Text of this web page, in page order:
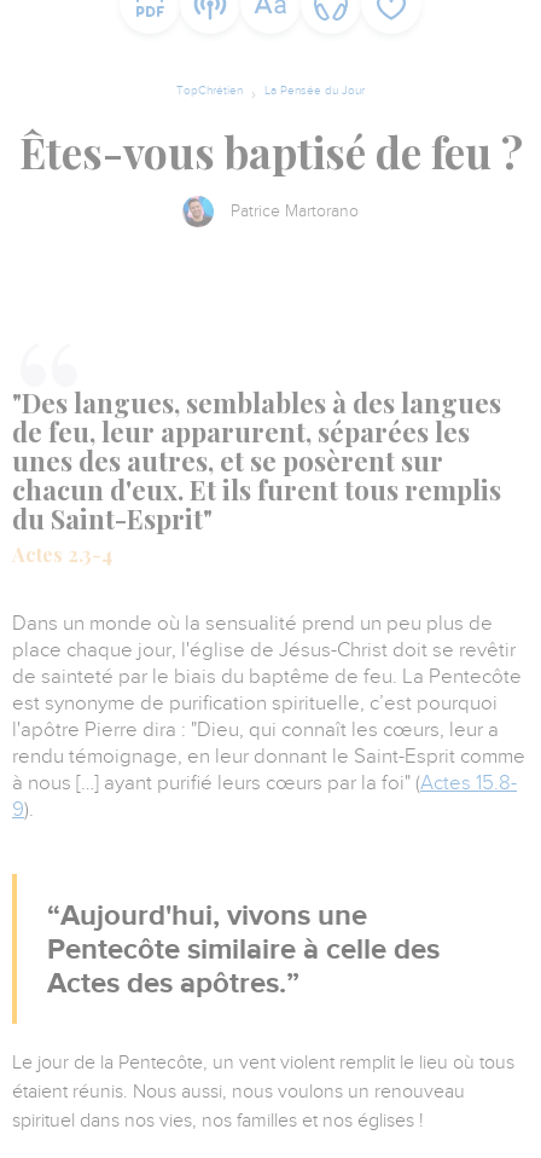
TopChrétien La Pensée du Jour
Êtes-vous baptisé de feu ?
Patrice Martorano
"Des langues, semblables à des langues
de feu, leur apparurent, séparées les
unes des autres, et se posèrent sur
chacun d'eux. Et ils furent tous remplis
du Saint-Esprit"
Actes 2.3-4
Dans un monde où la sensualité prend un peu plus de
place chaque jour, l'église de Jésus-Christ doit se revêtir
de sainteté par le biais du baptême de feu. La Pentecôte
est synonyme de purification spirituelle, c’est pourquoi
l'apôtre Pierre dira : "Dieu, qui connaît les cœurs, leur a
rendu témoignage, en leur donnant le Saint-Esprit comme
à nous […] ayant purifié leurs cœurs par la foi" (Actes 15.8-
9).
Aujourd'hui, vivons une
Pentecôte similaire à celle des
Actes des apôtres.
Le jour de la Pentecôte, un vent violent remplit le lieu où tous
étaient réunis. Nous aussi, nous voulons un renouveau
spirituel dans nos vies, nos familles et nos églises !